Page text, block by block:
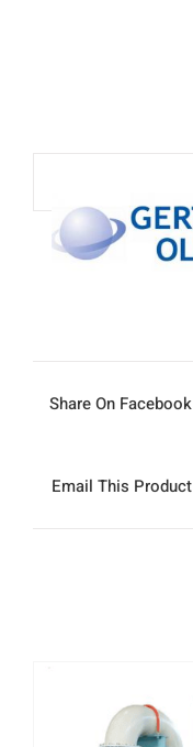
Share On Facebook
Email This Product